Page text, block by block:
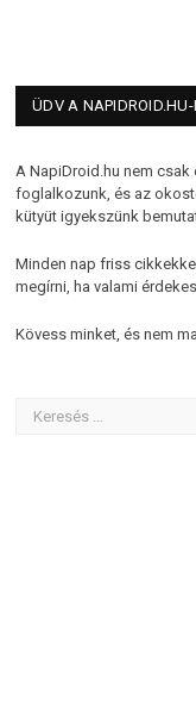
ÜDV A NAPIDROID.HU-
A NapiDroid.hu nem
foglalkozunk, és az
kütyüt igyekszünk
Minden nap friss
megírni, ha valami
Kövess minket, és nem